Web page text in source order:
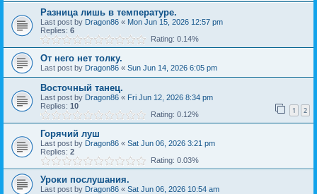
Разница лишь в температуре.
Last post by Dragon86 « Mon Jun 15, 2026 12:57 pm
Replies: 6
Rating: 0.14%
От него нет толку.
Last post by Dragon86 « Sun Jun 14, 2026 6:05 pm
Восточный танец.
Last post by Dragon86 « Fri Jun 12, 2026 8:34 pm
Replies: 10 1 2
Rating: 0.12%
Горячий луш
Last post by Dragon86 « Sat Jun 06, 2026 3:21 pm
Replies: 2
Rating: 0.03%
Уроки послушания.
Last post by Dragon86 « Sat Jun 06, 2026 10:54 am